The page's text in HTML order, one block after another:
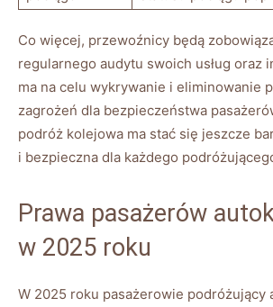
Co ​więcej, przewoźnicy⁤ będą
regularnego audytu ⁣swoich usług oraz‌
ma na⁤ celu ​wykrywanie i⁢ eliminowanie
zagrożeń dla bezpieczeństwa
podróż kolejowa ma ‍stać się⁢ jeszcze
i bezpieczna dla każdego
Prawa pasażerów
w 2025 roku
W 2025 roku pasażerowie⁣ podróżujący